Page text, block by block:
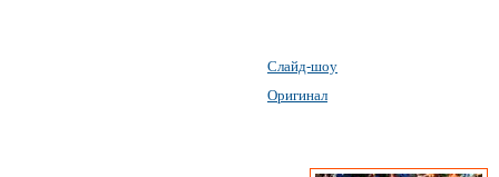
Слайд-шоу
Оригинал